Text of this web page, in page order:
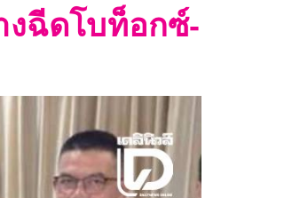
งฉีดโบท็อกซ์-